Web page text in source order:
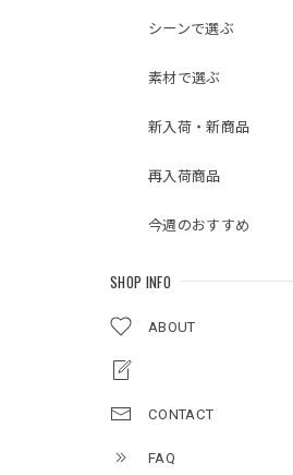
シーンで選ぶ
素材で選ぶ
新入荷・新商品
再入荷商品
今週のおすすめ
SHOP INFO
ABOUT
CONTACT
FAQ